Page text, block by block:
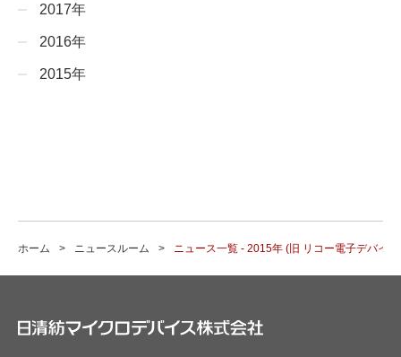
2017年
2016年
2015年
ホーム ニュースルーム ニュース一覧 - 2015年 (旧 リコー電子デバイ